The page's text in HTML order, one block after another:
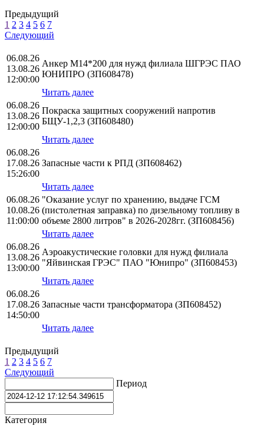
Предыдущий
1 2 3 4 5 6 7
Следующий
06.08.26
13.08.26
12:00:00
Анкер М14*200 для нужд филиала ШГРЭС ПАО
ЮНИПРО (ЗП608478)
Читать далее
06.08.26
13.08.26
12:00:00
Покраска защитных сооружений напротив
БЩУ-1,2,3 (ЗП608480)
Читать далее
06.08.26
17.08.26
15:26:00
Запасные части к РПД (ЗП608462)
Читать далее
06.08.26
10.08.26
11:00:00
"Оказание услуг по хранению, выдаче ГСМ
(пистолетная заправка) по дизельному топливу в
объеме 2800 литров" в 2026-2028гг. (ЗП608456)
Читать далее
06.08.26
13.08.26
13:00:00
Аэроакустические головки для нужд филиала
"Яйвинская ГРЭС" ПАО "Юнипро" (ЗП608453)
Читать далее
06.08.26
17.08.26
14:50:00
Запасные части трансформатора (ЗП608452)
Читать далее
Предыдущий
1 2 3 4 5 6 7
Следующий
Период
Категория